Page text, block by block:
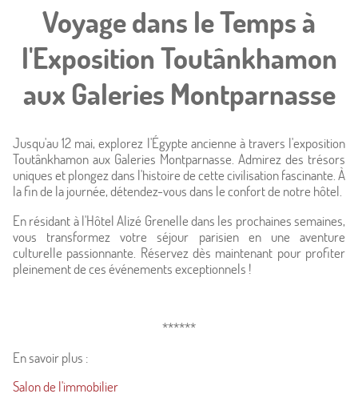
Voyage dans le Temps à
l'Exposition Toutânkhamon
aux Galeries Montparnasse
Jusqu'au 12 mai, explorez l'Égypte ancienne à travers l'exposition
Toutânkhamon aux Galeries Montparnasse. Admirez des trésors
uniques et plongez dans l'histoire de cette civilisation fascinante. À
la fin de la journée, détendez-vous dans le confort de notre hôtel.
En résidant à l'Hôtel Alizé Grenelle dans les prochaines semaines,
vous transformez votre séjour parisien en une aventure
culturelle passionnante. Réservez dès maintenant pour profiter
pleinement de ces événements exceptionnels !
******
En savoir plus :
Salon de l'immobilier